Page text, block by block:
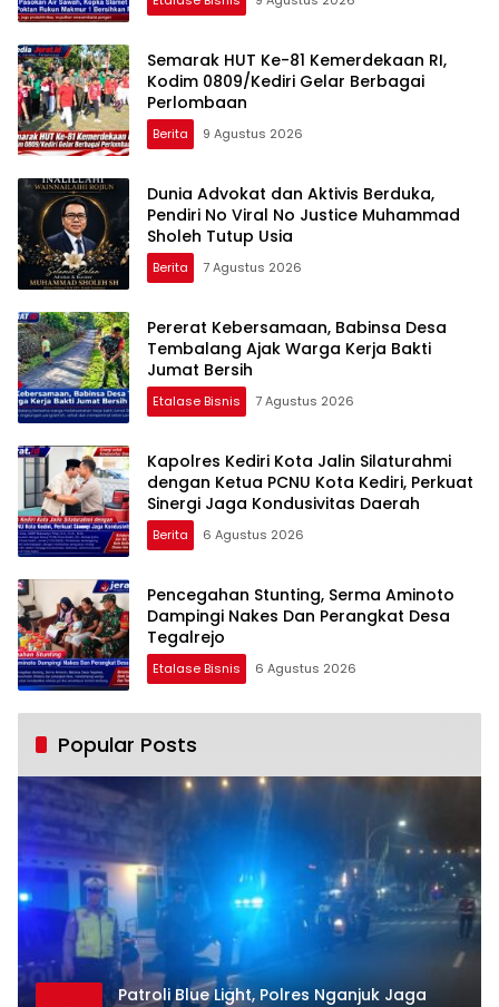
Semarak HUT Ke-81 Kemerdekaan RI,
Kodim 0809/Kediri Gelar Berbagai
Perlombaan
Berita 9 Agustus 2026
Dunia Advokat dan Aktivis Berduka,
Pendiri No Viral No Justice Muhammad
Sholeh Tutup Usia
Berita 7 Agustus 2026
Pererat Kebersamaan, Babinsa Desa
Tembalang Ajak Warga Kerja Bakti
Jumat Bersih
Etalase Bisnis 7 Agustus 2026
Kapolres Kediri Kota Jalin Silaturahmi
dengan Ketua PCNU Kota Kediri, Perkuat
Sinergi Jaga Kondusivitas Daerah
Berita 6 Agustus 2026
Pencegahan Stunting, Serma Aminoto
Dampingi Nakes Dan Perangkat Desa
Tegalrejo
Etalase Bisnis 6 Agustus 2026
Popular Posts
Patroli Blue Light, Polres Nganjuk Jaga